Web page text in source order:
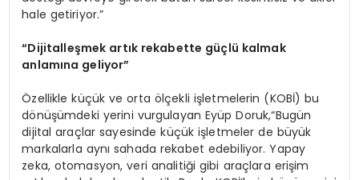
hale getiriyor.”
“Dijitalleşmek artık rekabette güçlü kalmak
anlamına geliyor”
Özellikle küçük ve orta ölçekli işletmelerin (KOBİ) bu
dönüşümdeki yerini vurgulayan Eyüp Doruk,“Bugün
dijital araçlar sayesinde küçük işletmeler de büyük
markalarla aynı sahada rekabet edebiliyor. Yapay
zeka, otomasyon, veri analitiği gibi araçlara erişim